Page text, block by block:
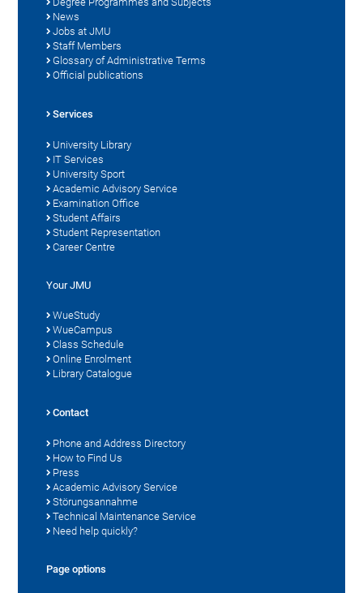
News
Jobs at JMU
Staff Members
Glossary of Administrative Terms
Official publications
Services
University Library
IT Services
University Sport
Academic Advisory Service
Examination Office
Student Affairs
Student Representation
Career Centre
Your JMU
WueStudy
WueCampus
Class Schedule
Online Enrolment
Library Catalogue
Contact
Phone and Address Directory
How to Find Us
Press
Academic Advisory Service
Störungsannahme
Technical Maintenance Service
Need help quickly?
Page options